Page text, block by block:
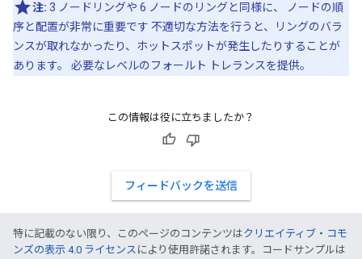
注: 3 ノードリングや 6 ノードのリングと同様に、 ノードの順
序と配置が非常に重要です 不適切な方法を行うと、リングのバラ
ンスが取れなかったり、ホットスポットが発生したりすることが
あります。 必要なレベルのフォールト トレランスを提供。
この情報は役に立ちましたか？
フィードバックを送信
特に記載のない限り、このページのコンテンツはクリエイティブ・コモ
ンズの表示 4.0 ライセンス により使用許諾されます。コードサンプルは